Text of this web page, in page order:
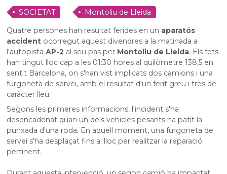
SOCIETAT
Montoliu de Lleida
Quatre persones han resultat ferides en un aparatós
accident ocorregut aquest divendres a la matinada a
l'autopistaAP-2 al seu pas per Montoliu de Lleida. Els fets
han tingut lloc cap a les 01:30 hores al quilòmetre 138,5 en
sentit Barcelona, on s'han vist implicats dos camions i una
furgoneta de servei, amb el resultat d'un ferit greu i tres de
caràcter lleu.
Segons les primeres informacions, l'incident s'ha
desencadenat quan un dels vehicles pesants ha patit la
punxada d'una roda. En aquell moment, una furgoneta de
servei s'ha desplaçat fins al lloc per realitzar la reparació
pertinent.